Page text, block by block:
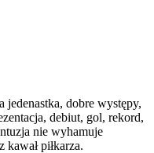
dobre występy,
debiut, gol, rekord,
nie wyhamuje
piłkarza.